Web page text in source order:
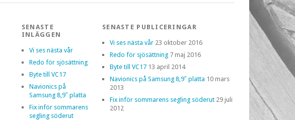
SENASTE
INLÄGGEN
Vi ses nästa vår
Redo för sjösättning
Byte till VC17
Navionics på
Samsung 8,9″ platta
Fix inför sommarens
segling söderut
SENASTE PUBLICERINGAR
Vi ses nästa vår 23 oktober 2016
Redo för sjösättning 7 maj 2016
Byte till VC17 13 april 2014
Navionics på Samsung 8,9″ platta 10 mars
2013
Fix inför sommarens segling söderut 29 juli
2012